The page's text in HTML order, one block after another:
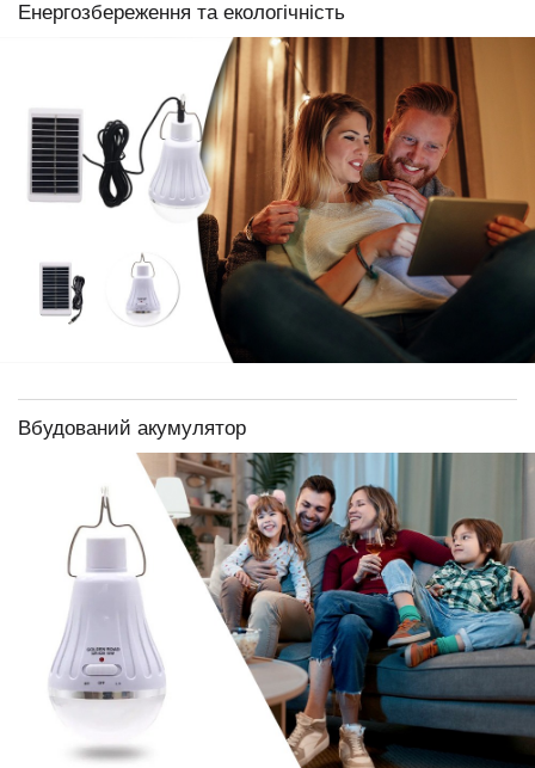
Енергозбереження та екологічність
Вбудований акумулятор